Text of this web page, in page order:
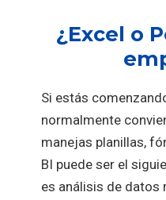
¿Excel o
Si estás
normalmente
manejas planillas,
BI puede ser el
es análisis de datos